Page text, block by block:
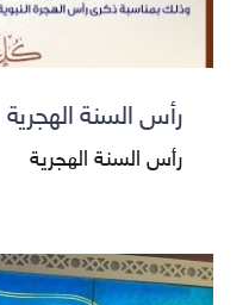
رأس السنة الهجرية
رأس السنة الهجرية